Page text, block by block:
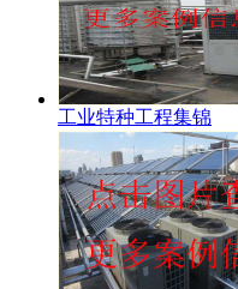
工业特种工程集锦